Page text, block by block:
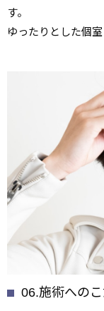
す。
ゆったりとした個
06.施術への